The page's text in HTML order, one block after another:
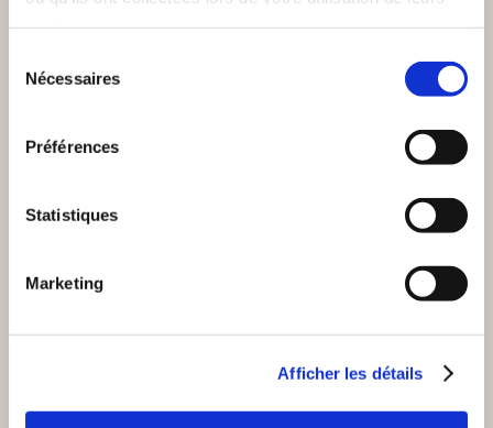
Nécessaires
Préférences
Statistiques
Marketing
Afficher les détails